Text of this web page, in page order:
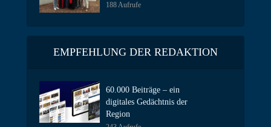
188 Aufrufe
EMPFEHLUNG DER REDAKTION
60.000 Beiträge – ein
digitales Gedächtnis der
Region